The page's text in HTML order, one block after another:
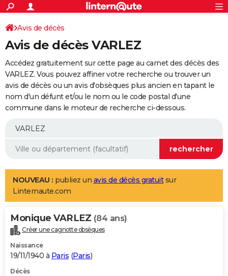
ACTUALITÉS
Politique
Société
Faits Divers
Education
Monde
Villes
+
SPORT
Coupe du monde 2026
Football
Tennis
Cyclisme
Rugby
Forum
Programme TV
TNT
Streaming
Cinéma
Sorties cinéma
Musique
+
FINANCE
Retraite
Epargne
Immobilier
Risques naturels par ville
Banque
Assurance
AUTO
Essais
Réserver un essai
Citadines
Berlines
SUV
Forum auto
+
Mobiles
Meilleur smartphone
Internet
Ordinateurs
Jeux vidéo
Guide high-tech
Aménagement intérieur
LIFESTYLE
Art de vivre
Bien-être
Loisirs
Mode
Modes de vie
Alimentation
Guide de la santé
Maladies
Médicaments
Sommeil
VOYAGE
Destinations
City break
Voyage nature
Voyage de noces
Forum
Climat
+PHOTO
GUIDES D'ACHAT
Avis de décès
Avis de décès VARLEZ
Accédez gratuitement sur cette page au carnet des décès des
VARLEZ. Vous pouvez affiner votre recherche ou trouver un
avis de décès ou un avis d'obsèques plus ancien en tapant le
nom d'un défunt et/ou le nom ou le code postal d'une
commune dans le moteur de recherche ci-dessous.
NOUVEAU : publiez un avis de décès gratuitsur
Linternaute.com
Monique VARLEZ (84 ans)
Créer une cagnotte obsèques
Naissance
19/11/1940 à Paris (Paris)
Décès